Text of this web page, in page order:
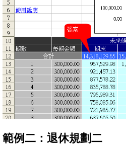
範例二：退休規劃二